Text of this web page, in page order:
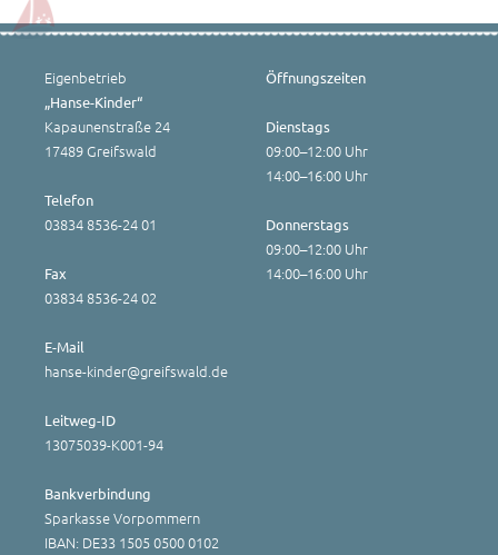
Eigenbetrieb
„Hanse-Kinder“
Kapaunenstraße 24
17489 Greifswald
Telefon
03834 8536-24 01
Fax
03834 8536-24 02
E-Mail
hanse-kinder@greifswald.de
Leitweg-ID
13075039-K001-94
Bankverbindung
Sparkasse Vorpommern
IBAN: DE33 1505 0500 0102
Öffnungszeiten
Dienstags
09:00–12:00 Uhr
14:00–16:00 Uhr
Donnerstags
09:00–12:00 Uhr
14:00–16:00 Uhr